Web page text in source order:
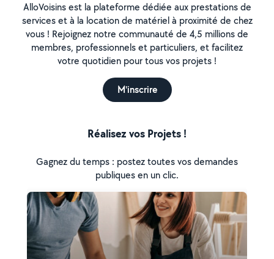
AlloVoisins est la plateforme dédiée aux prestations de
services et à la location de matériel à proximité de chez
vous ! Rejoignez notre communauté de 4,5 millions de
membres, professionnels et particuliers, et facilitez
votre quotidien pour tous vos projets !
M'inscrire
Réalisez vos Projets !
Gagnez du temps : postez toutes vos demandes
publiques en un clic.